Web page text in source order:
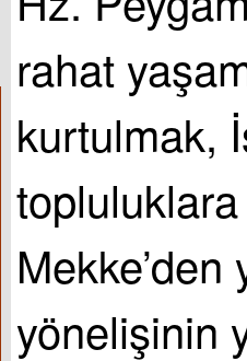
rahat
kurtulmak,
Mekke’den
yönelişinin